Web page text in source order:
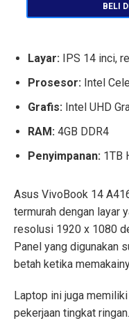
BELI
Layar:
IPS 14 inci,
Prosesor: Intel
Grafis: Intel UHD
RAM: 4GB DDR4
Penyimpanan: 1TB
Asus VivoBook 14
termurah dengan layar
resolusi 1920 x 1080
Panel yang digunakan
betah ketika
Laptop ini juga
pekerjaan tingkat